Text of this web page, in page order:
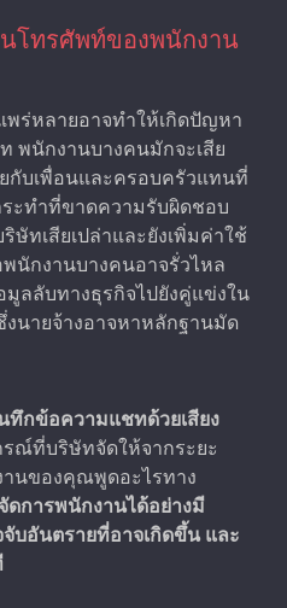
โทรศัพท์ของพนักงาน
พร่หลายอาจทําให้เกิดปัญหา
พนักงานบางคนมักจะเสีย
กับเพื่อนและครอบครัวแทนที่
ะทําที่ขาดความรับผิดชอบ
ษัทเสียเปล่าและยังเพิ่มค่าใช้
นักงานบางคนอาจรั่วไหล
ลลับทางธุรกิจไปยังคู่แข่งใน
นายจ้างอาจหาหลักฐานมัด
ทึกข้อความแชทด้วยเสียง
ณ์ที่บริษัทจัดให้จากระยะ
นของคุณพูดอะไรทาง
จัดการพนักงานได้อย่างมี
บอันตรายที่อาจเกิดขึ้น และ